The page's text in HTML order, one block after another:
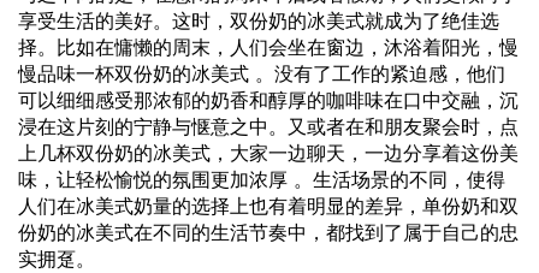
享受生活的美好。这时，双份奶的冰美式就成为了绝佳选
择。比如在慵懒的周末，人们会坐在窗边，沐浴着阳光，慢
慢品味一杯双份奶的冰美式 。没有了工作的紧迫感，他们
可以细细感受那浓郁的奶香和醇厚的咖啡味在口中交融，沉
浸在这片刻的宁静与惬意之中。又或者在和朋友聚会时，点
上几杯双份奶的冰美式，大家一边聊天，一边分享着这份美
味，让轻松愉悦的氛围更加浓厚 。生活场景的不同，使得
人们在冰美式奶量的选择上也有着明显的差异，单份奶和双
份奶的冰美式在不同的生活节奏中，都找到了属于自己的忠
实拥趸。